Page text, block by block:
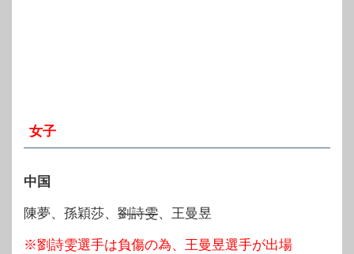
女子
中国
陳夢、孫穎莎、 劉詩雯、王曼昱
※劉詩雯選手は負傷の為、王曼昱選手が出場